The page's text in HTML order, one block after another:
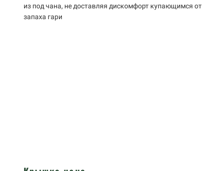
из под чана, не доставляя дискомфорт купающимся от
запаха гари